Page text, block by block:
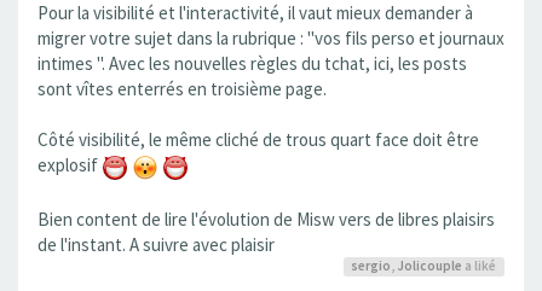
Pour la visibilité et l'interactivité, il vaut mieux demander à
migrer votre sujet dans la rubrique : "vos fils perso et journaux
intimes ". Avec les nouvelles règles du tchat, ici, les posts
sont vîtes enterrés en troisième page.
Côté visibilité, le même cliché de trous quart face doit être
explosif
Bien content de lire l'évolution de Misw vers de libres plaisirs
de l'instant. A suivre avec plaisir
sergio, Jolicouple a liké